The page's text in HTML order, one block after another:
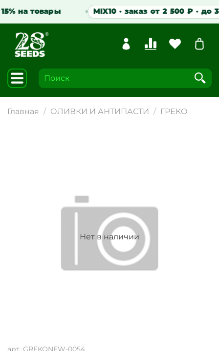
на товары MIX10 · заказ от 2 500 ₽ · до
Главная ОЛИВКИ И АНТИПАСТИ ГРЕКО
Нет в наличии
арт. GREKONEW-0054